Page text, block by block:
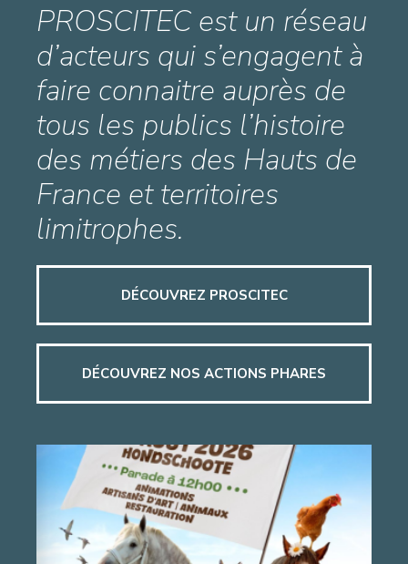
PROSCITEC est un réseau
d’acteurs qui s’engagent à
faire connaitre auprès de
tous les publics l’histoire
des métiers des Hauts de
France et territoires
limitrophes.
DÉCOUVREZ PROSCITEC
DÉCOUVREZ NOS ACTIONS PHARES